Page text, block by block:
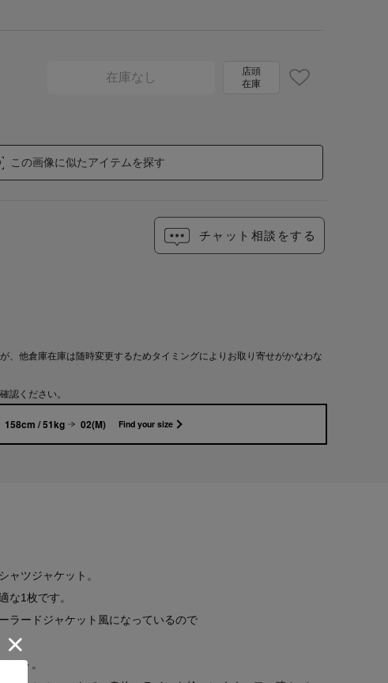
在庫なし
店頭
在庫
この画像に似たアイテムを探す
チャット相談をする
、他倉庫在庫は随時変更するためタイミングによりお取り寄せがかなわな
認ください。
158cm / 51kg 02(M) Find your size
ャツジャケット。
な1枚です。
ラードジャケット風になっているので
ント。